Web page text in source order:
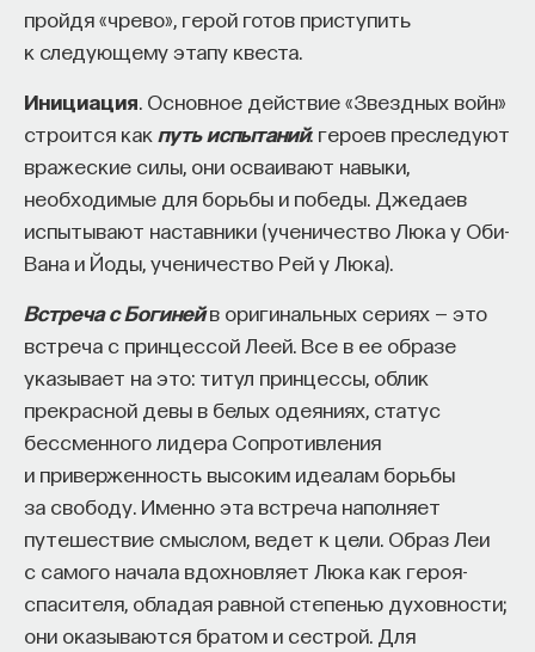
пройдя «чрево», герой готов приступить
к следующему этапу квеста.
Инициация . Основное действие «Звездных войн»
строится как путь испытаний: героев преследуют
вражеские силы, они осваивают навыки,
необходимые для борьбы и победы. Джедаев
испытывают наставники (ученичество Люка у Оби-
Вана и Йоды, ученичество Рей у Люка).
Встреча с Богинейв оригинальных сериях — это
встреча с принцессой Леей. Все в ее образе
указывает на это: титул принцессы, облик
прекрасной девы в белых одеяниях, статус
бессменного лидера Сопротивления
и приверженность высоким идеалам борьбы
за свободу. Именно эта встреча наполняет
путешествие смыслом, ведет к цели. Образ Леи
с самого начала вдохновляет Люка как героя-
спасителя, обладая равной степенью духовности;
они оказываются братом и сестрой. Для